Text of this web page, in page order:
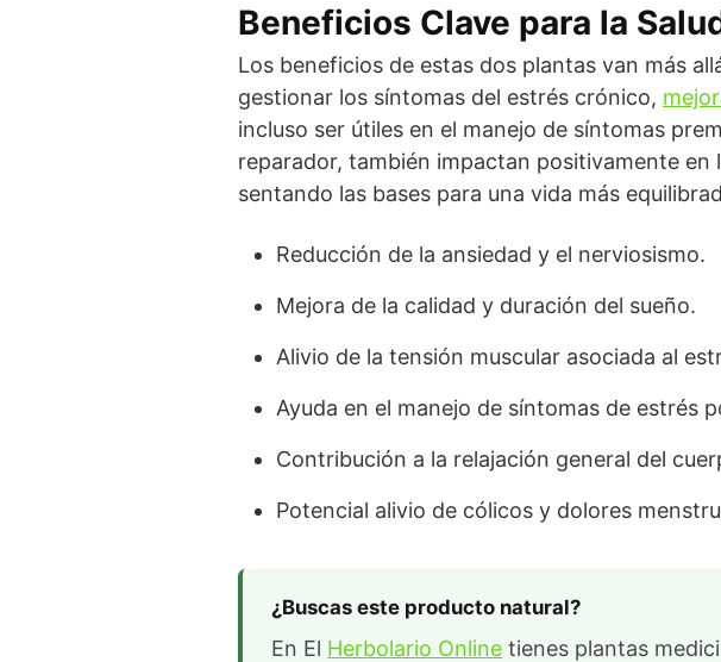
Beneficios Clave para la
Los beneficios de estas dos plantas van más
gestionar los síntomas del estrés crónico,
incluso ser útiles en el manejo de síntomas
reparador, también impactan positivamente
sentando las bases para una vida más
Reducción de la ansiedad y el nerviosismo.
Mejora de la calidad y duración del sueño.
Alivio de la tensión muscular asociada al
Ayuda en el manejo de síntomas de estrés
Contribución a la relajación general del
Potencial alivio de cólicos y dolores
¿Buscas este producto natural?
En El Herbolario Online tienes plantas